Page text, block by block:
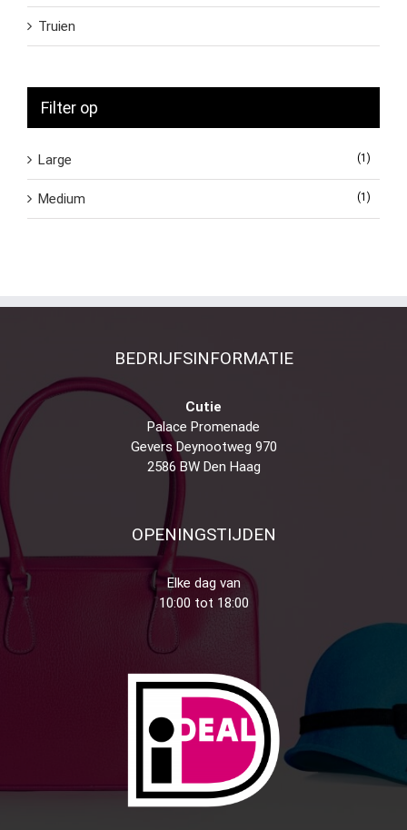
Truien
Filter op
Large (1)
Medium (1)
BEDRIJFSINFORMATIE
Cutie
Palace Promenade
Gevers Deynootweg 970
2586 BW Den Haag
OPENINGSTIJDEN
Elke dag van
10:00 tot 18:00